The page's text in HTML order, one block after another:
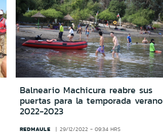
Balneario Machicura reabre sus
puertas para la temporada verano
2022-2023
REDMAULE 29/12/2022 - 09:34 HRS